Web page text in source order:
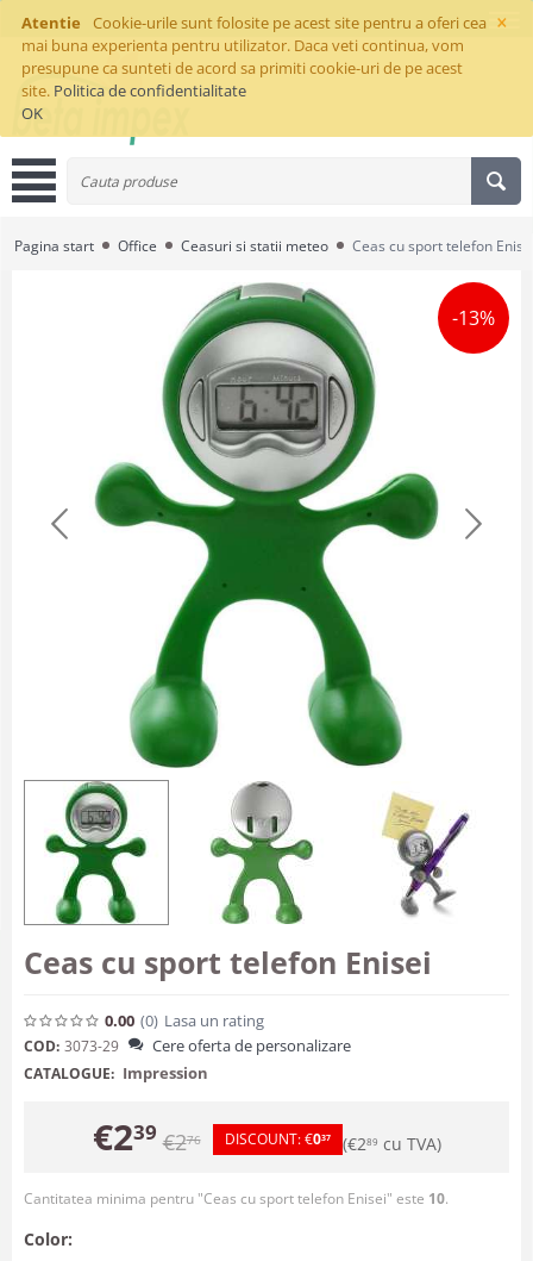
×
Atentie
Cookie-urile sunt folosite pe acest site pentru a oferi cea
mai buna experienta pentru utilizator. Daca veti continua, vom
presupune ca sunteti de acord sa primiti cookie-uri de pe acest
site. Politica de confidentialitate
OK
Pagina start Office Ceasuri si statii meteo Ceas cu sport telefon
-13%
Ceas cu sport telefon Enisei
0.00 (0) Lasa un rating
COD: 3073-29 Cere oferta de personalizare
CATALOGUE: Impression
€239 €276 DISCOUNT:€037 (€289 cu TVA)
Cantitatea minima pentru "Ceas cu sport telefon Enisei" este 10.
Color: